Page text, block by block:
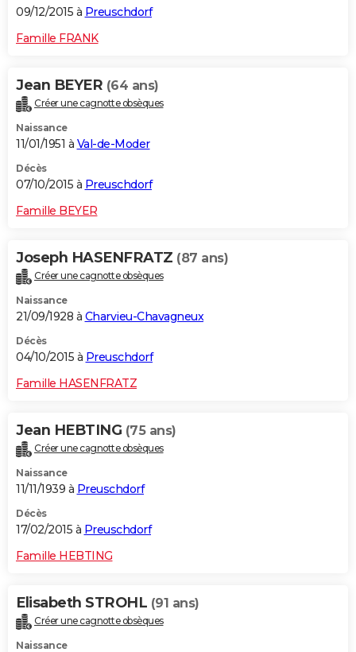
09/12/2015 à Preuschdorf
Famille FRANK
Jean BEYER (64 ans)
Créer une cagnotte obsèques
Naissance
11/01/1951 à Val-de-Moder
Décès
07/10/2015 à Preuschdorf
Famille BEYER
Joseph HASENFRATZ (87 ans)
Créer une cagnotte obsèques
Naissance
21/09/1928 à Charvieu-Chavagneux
Décès
04/10/2015 à Preuschdorf
Famille HASENFRATZ
Jean HEBTING (75 ans)
Créer une cagnotte obsèques
Naissance
11/11/1939 à Preuschdorf
Décès
17/02/2015 à Preuschdorf
Famille HEBTING
Elisabeth STROHL (91 ans)
Créer une cagnotte obsèques
Naissance